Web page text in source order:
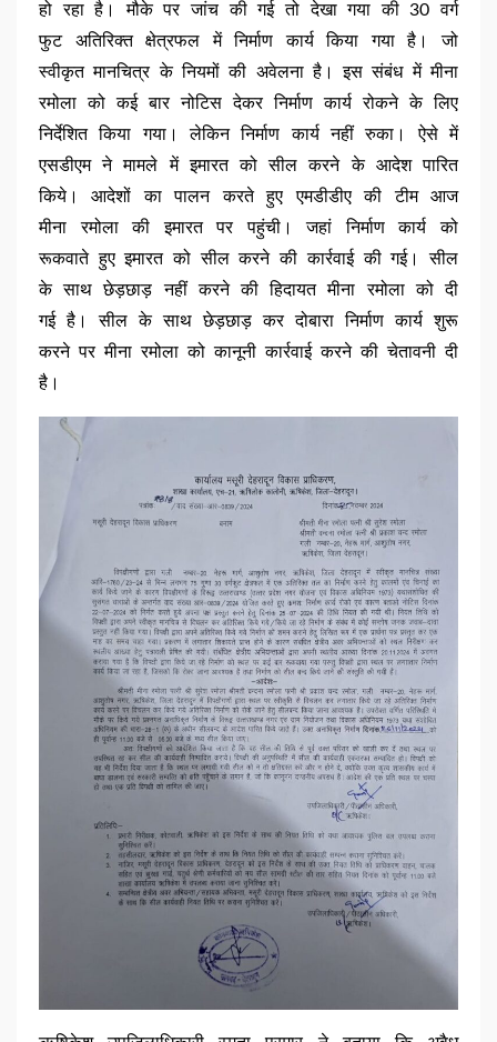
हो रहा है। मौके पर जांच की गई तो देखा गया की 30 वर्ग
फुट अतिरिक्त क्षेत्रफल में निर्माण कार्य किया गया है। जो
स्वीकृत मानचित्र के नियमों की अवेलना है। इस संबंध में मीना
रमोला को कई बार नोटिस देकर निर्माण कार्य रोकने के लिए
निर्देशित किया गया। लेकिन निर्माण कार्य नहीं रुका। ऐसे में
एसडीएम ने मामले में इमारत को सील करने के आदेश पारित
किये। आदेशों का पालन करते हुए एमडीडीए की टीम आज
मीना रमोला की इमारत पर पहुंची। जहां निर्माण कार्य को
रूकवाते हुए इमारत को सील करने की कार्रवाई की गई। सील
के साथ छेड़छाड़ नहीं करने की हिदायत मीना रमोला को दी
गई है। सील के साथ छेड़छाड़ कर दोबारा निर्माण कार्य शुरू
करने पर मीना रमोला को कानूनी कार्रवाई करने की चेतावनी दी
है।